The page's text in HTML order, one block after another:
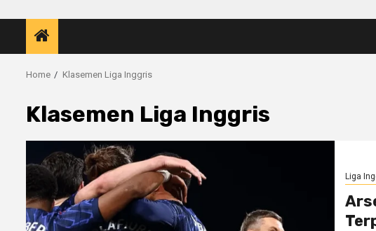
Home Klasemen Liga Inggris
Klasemen Liga Inggris
Liga